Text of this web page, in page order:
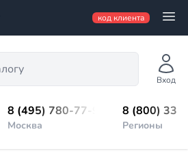
код клиента
Вход
8 (495) 780-77-98
Москва
8 (800)
Регионы